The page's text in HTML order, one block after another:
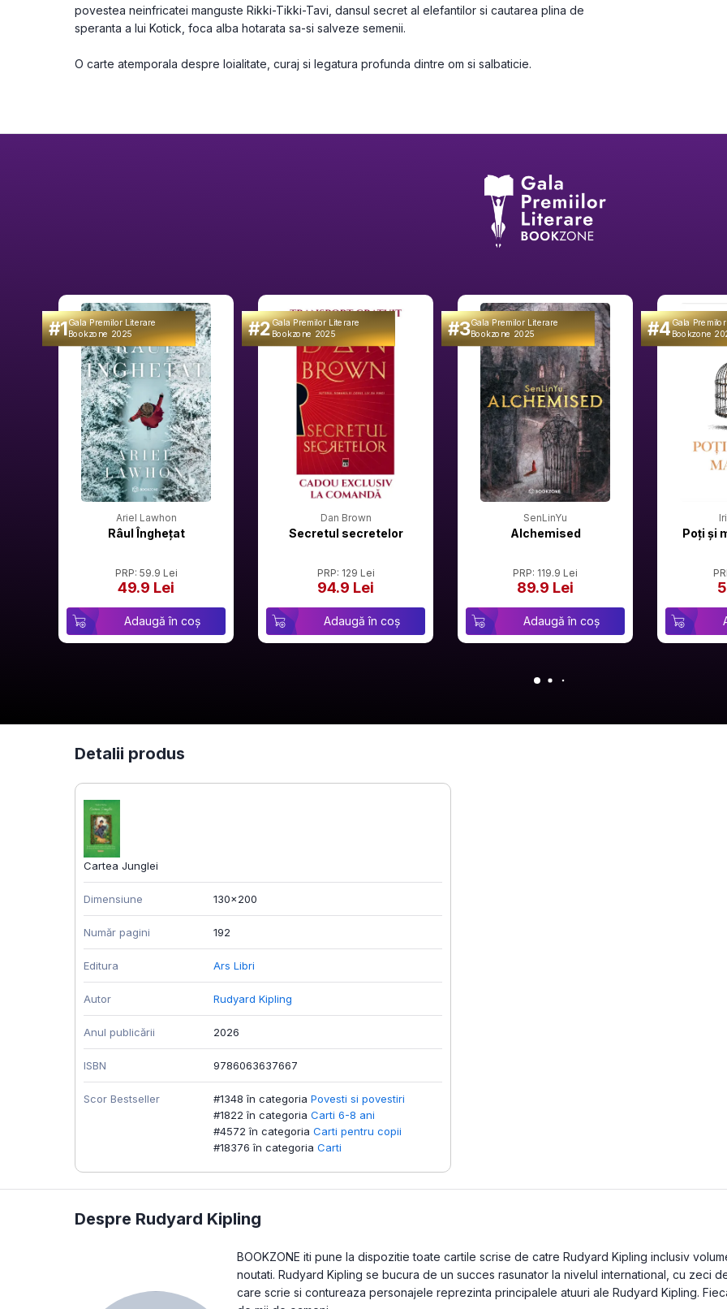
povestea neinfricatei manguste Rikki-Tikki-Tavi, dansul secret al elefantilor si cautarea plina de
speranta a lui Kotick, foca alba hotarata sa-si salveze semenii.
O carte atemporala despre loialitate, curaj si legatura profunda dintre om si salbaticie.
#1Gala Premilor Literare
Bookzone 2025
Ariel Lawhon
Râul Înghețat
PRP: 59.9 Lei
49.9 Lei
Adaugă în coș
#2Gala Premilor Literare
Bookzone 2025
Dan Brown
Secretul secretelor
PRP: 129 Lei
94.9 Lei
Adaugă în coș
#3Gala Premilor Literare
Bookzone 2025
SenLinYu
Alchemised
PRP: 119.9 Lei
89.9 Lei
Adaugă în coș
#4Gala
Bookzone
Poți și
Detalii produs
Cartea Junglei
Dimensiune 130x200
Număr pagini 192
Editura Ars Libri
Autor Rudyard Kipling
Anul publicării 2026
ISBN 9786063637667
Scor Bestseller #1348 în categoria Povesti si povestiri
#1822 în categoria Carti 6-8 ani
#4572 în categoria Carti pentru copii
#18376 în categoria Carti
Despre Rudyard Kipling
BOOKZONE iti pune la dispozitie toate cartile scrise de catre Rudyard Kipling inclusiv
noutati. Rudyard Kipling se bucura de un succes rasunator la nivelul international, cu zeci
care scrie si contureaza personajele reprezinta principalele atuuri ale Rudyard Kipling.